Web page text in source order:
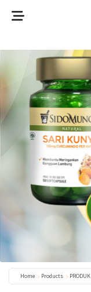
Home Products PRODUK